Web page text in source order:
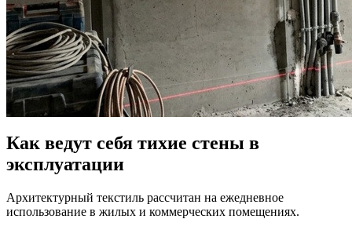
Как ведут себя тихие стены в
эксплуатации
Архитектурный текстиль рассчитан на ежедневное
использование в жилых и коммерческих помещениях.